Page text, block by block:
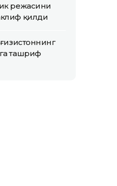
режасини
қилди
ташриф